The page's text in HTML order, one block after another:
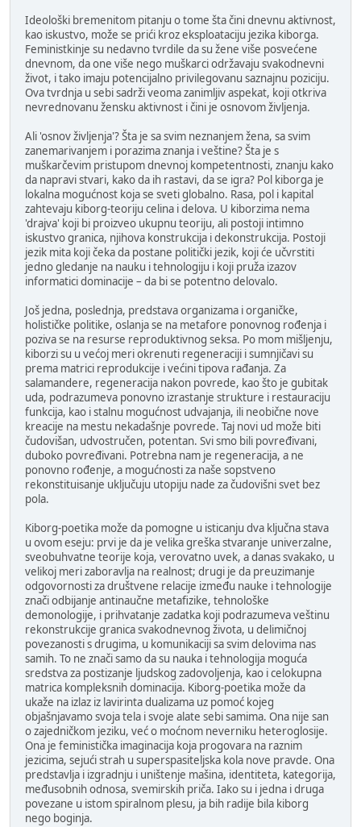
Ideološki bremenitom pitanju o tome šta čini dnevnu aktivnost,
kao iskustvo, može se prići kroz eksploataciju jezika kiborga.
Feministkinje su nedavno tvrdile da su žene više posvećene
dnevnom, da one više nego muškarci održavaju svakodnevni
život, i tako imaju potencijalno privilegovanu saznajnu poziciju.
Ova tvrdnja u sebi sadrži veoma zanimljiv aspekat, koji otkriva
nevrednovanu žensku aktivnost i čini je osnovom življenja.
Ali 'osnov življenja'? Šta je sa svim neznanjem žena, sa svim
zanemarivanjem i porazima znanja i veštine? Šta je s
muškarčevim pristupom dnevnoj kompetentnosti, znanju kako
da napravi stvari, kako da ih rastavi, da se igra? Pol kiborga je
lokalna mogućnost koja se sveti globalno. Rasa, pol i kapital
zahtevaju kiborg-teoriju celina i delova. U kiborzima nema
'drajva' koji bi proizveo ukupnu teoriju, ali postoji intimno
iskustvo granica, njihova konstrukcija i dekonstrukcija. Postoji
jezik mita koji čeka da postane politički jezik, koji će učvrstiti
jedno gledanje na nauku i tehnologiju i koji pruža izazov
informatici dominacije – da bi se potentno delovalo.
Još jedna, poslednja, predstava organizama i organičke,
holističke politike, oslanja se na metafore ponovnog rođenja i
poziva se na resurse reproduktivnog seksa. Po mom mišljenju,
kiborzi su u većoj meri okrenuti regeneraciji i sumnjičavi su
prema matrici reprodukcije i većini tipova rađanja. Za
salamandere, regeneracija nakon povrede, kao što je gubitak
uda, podrazumeva ponovno izrastanje strukture i restauraciju
funkcija, kao i stalnu mogućnost udvajanja, ili neobične nove
kreacije na mestu nekadašnje povrede. Taj novi ud može biti
čudovišan, udvostručen, potentan. Svi smo bili povređivani,
duboko povređivani. Potrebna nam je regeneracija, a ne
ponovno rođenje, a mogućnosti za naše sopstveno
rekonstituisanje uključuju utopiju nade za čudovišni svet bez
pola.
Kiborg-poetika može da pomogne u isticanju dva ključna stava
u ovom eseju: prvi je da je velika greška stvaranje univerzalne,
sveobuhvatne teorije koja, verovatno uvek, a danas svakako, u
velikoj meri zaboravlja na realnost; drugi je da preuzimanje
odgovornosti za društvene relacije između nauke i tehnologije
znači odbijanje antinaučne metafizike, tehnološke
demonologije, i prihvatanje zadatka koji podrazumeva veštinu
rekonstrukcije granica svakodnevnog života, u delimičnoj
povezanosti s drugima, u komunikaciji sa svim delovima nas
samih. To ne znači samo da su nauka i tehnologija moguća
sredstva za postizanje ljudskog zadovoljenja, kao i celokupna
matrica kompleksnih dominacija. Kiborg-poetika može da
ukaže na izlaz iz lavirinta dualizama uz pomoć kojeg
objašnjavamo svoja tela i svoje alate sebi samima. Ona nije san
o zajedničkom jeziku, već o moćnom neverniku heteroglosije.
Ona je feministička imaginacija koja progovara na raznim
jezicima, sejući strah u superspasiteljska kola nove pravde. Ona
predstavlja i izgradnju i uništenje mašina, identiteta, kategorija,
međusobnih odnosa, svemirskih priča. Iako su i jedna i druga
povezane u istom spiralnom plesu, ja bih radije bila kiborg
nego boginja.